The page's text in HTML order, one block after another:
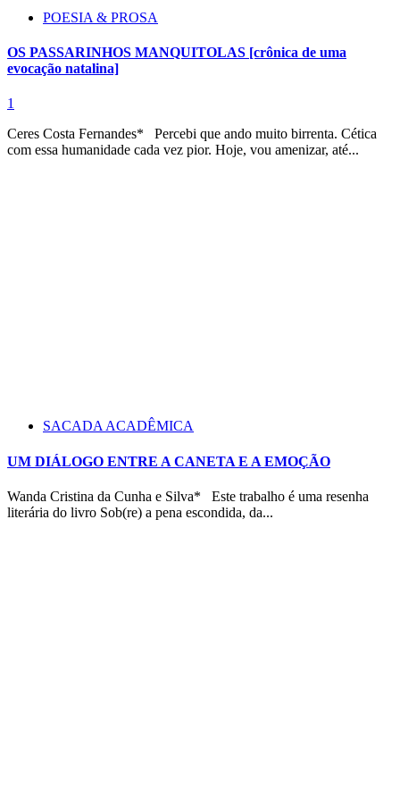
POESIA & PROSA
OS PASSARINHOS MANQUITOLAS [crônica de uma
evocação natalina]
1
Ceres Costa Fernandes* Percebi que ando muito birrenta. Cética
com essa humanidade cada vez pior. Hoje, vou amenizar, até...
SACADA ACADÊMICA
UM DIÁLOGO ENTRE A CANETA E A EMOÇÃO
Wanda Cristina da Cunha e Silva* Este trabalho é uma resenha
literária do livro Sob(re) a pena escondida, da...